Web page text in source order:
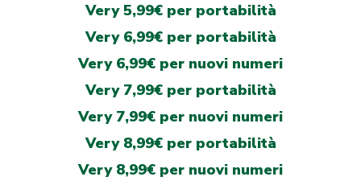
Very 5,99€ per portabilità
Very 6,99€ per portabilità
Very 6,99€ per nuovi numeri
Very 7,99€ per portabilità
Very 7,99€ per nuovi numeri
Very 8,99€ per portabilità
Very 8,99€ per nuovi numeri